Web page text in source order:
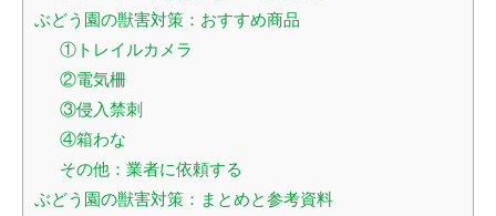
ぶどう園の獣害対策：おすすめ商品
①トレイルカメラ
②電気柵
③侵入禁刺
④箱わな
その他：業者に依頼する
ぶどう園の獣害対策：まとめと参考資料